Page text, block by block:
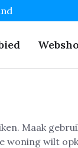
Maak
woning wilt